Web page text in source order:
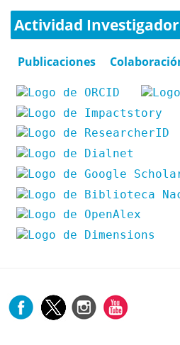
Actividad
Publicaciones